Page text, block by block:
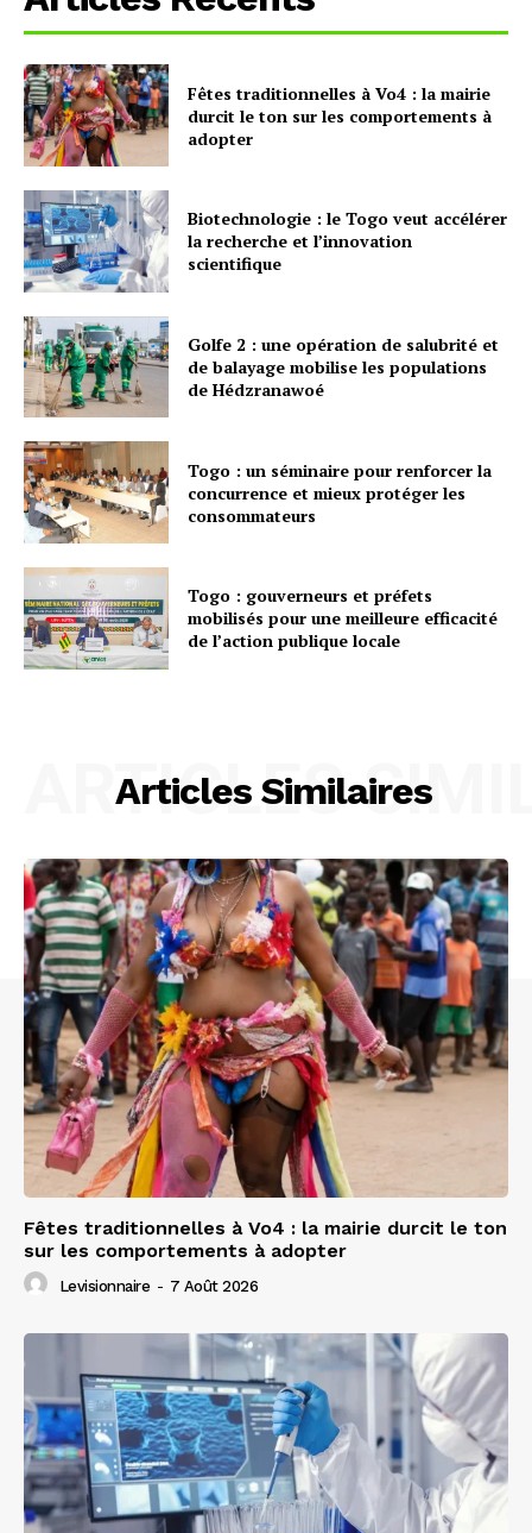
Fêtes traditionnelles à Vo4 : la mairie
durcit le ton sur les comportements à
adopter
Biotechnologie : le Togo veut accélérer
la recherche et l’innovation
scientifique
Golfe 2 : une opération de salubrité et
de balayage mobilise les populations
de Hédzranawoé
Togo : un séminaire pour renforcer la
concurrence et mieux protéger les
consommateurs
Togo : gouverneurs et préfets
mobilisés pour une meilleure efficacité
de l’action publique locale
Articles Similaires
ARTICLES
Fêtes traditionnelles à Vo4 : la mairie durcit le ton
sur les comportements à adopter
Levisionnaire - 7 Août 2026